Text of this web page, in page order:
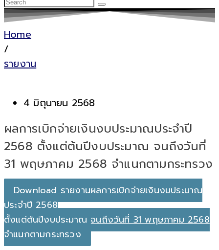
Home
/
รายงาน
4 มิถุนายน 2568
ผลการเบิกจ่ายเงินงบประมาณประจำปี
2568 ตั้งแต่ต้นปีงบประมาณ จนถึงวันที่
31 พฤษภาคม 2568 จำแนกตามกระทรวง
Download รายงานผลการเบิกจ่ายเงินงบประมาณ
ประจำปี 2568
ตั้งแต่ต้นปีงบประมาณ จนถึงวันที่ 31 พฤษภาคม 2568
จำแนกตามกระทรวง